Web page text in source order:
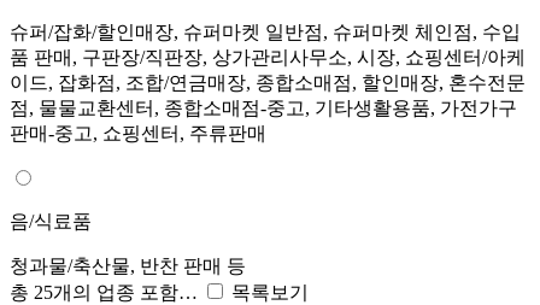
슈퍼/잡화/할인매장, 슈퍼마켓 일반점, 슈퍼마켓 체인점, 수입
품 판매, 구판장/직판장, 상가관리사무소, 시장, 쇼핑센터/아케
이드, 잡화점, 조합/연금매장, 종합소매점, 할인매장, 혼수전문
점, 물물교환센터, 종합소매점-중고, 기타생활용품, 가전가구
판매-중고, 쇼핑센터, 주류판매
음/식료품
청과물/축산물, 반찬 판매 등
총 25개의 업종 포함…
목록보기